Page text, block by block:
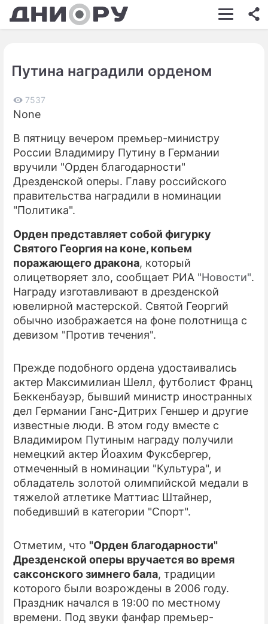
ШОУ-БИЗНЕС
КИНО
ЭКОНОМИКА
ПРОИСШЕСТВИЯ
СОННИК
СЕРИАЛЫ
ИГРЫ
ПРЕСС-РЕЛИЗЫ
О ПРОЕКТЕ
Путина наградили орденом
7537
None
В пятницу вечером премьер-министру
России Владимиру Путину в Германии
вручили "Орден благодарности"
Дрезденской оперы. Главу российского
правительства наградили в номинации
"Политика".
Орден представляет собой фигурку
Святого Георгия на коне, копьем
поражающего дракона, который
олицетворяет зло, сообщает РИА "Новости".
Награду изготавливают в дрезденской
ювелирной мастерской. Святой Георгий
обычно изображается на фоне полотнища с
девизом "Против течения".
Прежде подобного ордена удостаивались
актер Максимилиан Шелл, футболист Франц
Беккенбауэр, бывший министр иностранных
дел Германии Ганс-Дитрих Геншер и другие
известные люди. В этом году вместе с
Владимиром Путиным награду получили
немецкий актер Йоахим Фуксбергер,
отмеченный в номинации "Культура", и
обладатель золотой олимпийской медали в
тяжелой атлетике Маттиас Штайнер,
победивший в категории "Спорт".
Отметим, что "Орден благодарности"
Дрезденской оперы вручается во время
саксонского зимнего бала, традиции
которого были возрождены в 2006 году.
Праздник начался в 19:00 по местному
времени. Под звуки фанфар премьер-